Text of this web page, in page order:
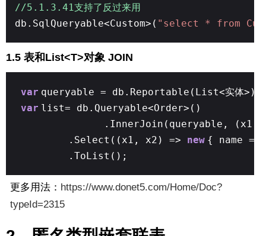
//5.1.3.41支持了反过来用
db.SqlQueryable<Custom>( "select * from
1.5 表和List<T>对象 JOIN
var queryable = db.Reportable(List<实体
var list= db.Queryable<Order>()
.InnerJoin(queryable, (x1,
.Select((x1, x2) => new { name =
.ToList();
更多用法： https://www.donet5.com/Home/Doc?
typeId=2315